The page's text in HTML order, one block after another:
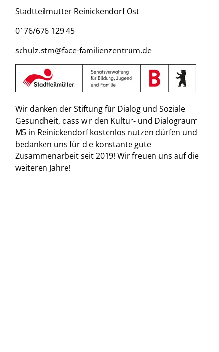
Stadtteilmutter Reinickendorf Ost
0176/676 129 45
schulz.stm@face-familienzentrum.de
Wir danken der Stiftung für Dialog und Soziale
Gesundheit, dass wir den Kultur- und Dialograum
M5 in Reinickendorf kostenlos nutzen dürfen und
bedanken uns für die konstante gute
Zusammenarbeit seit 2019! Wir freuen uns auf die
weiteren Jahre!